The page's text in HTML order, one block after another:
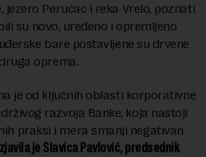
jezero Perućac i reka Vrelo, poznati
su novo, uređeno i opremljeno
bare postavljene su drvene
oprema.
je od ključnih oblasti korporativne
razvoja Banke, koja nastoji
praksi i mera smanji negativan
je Slavica Pavlović, predsednik